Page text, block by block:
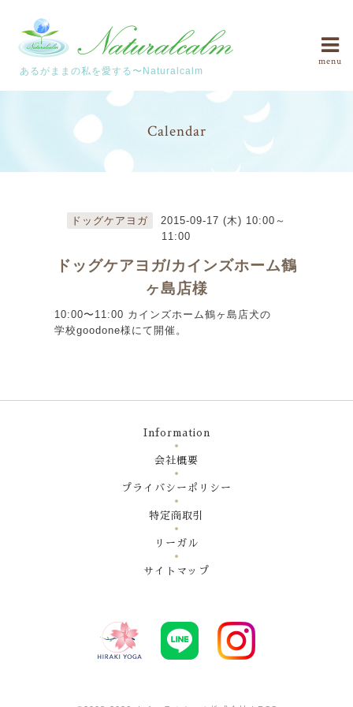
あるがままの私を愛する〜Naturalcalm
menu
Calendar
ドッグケアヨガ
2015-09-17 (木) 10:00～
11:00
ドッグケアヨガ/カインズホーム鶴
ヶ島店様
10:00〜11:00 カインズホーム鶴ヶ島店犬の
学校goodone様にて開催。
Information
会社概要
プライバシーポリシー
特定商取引
リーガル
サイトマップ